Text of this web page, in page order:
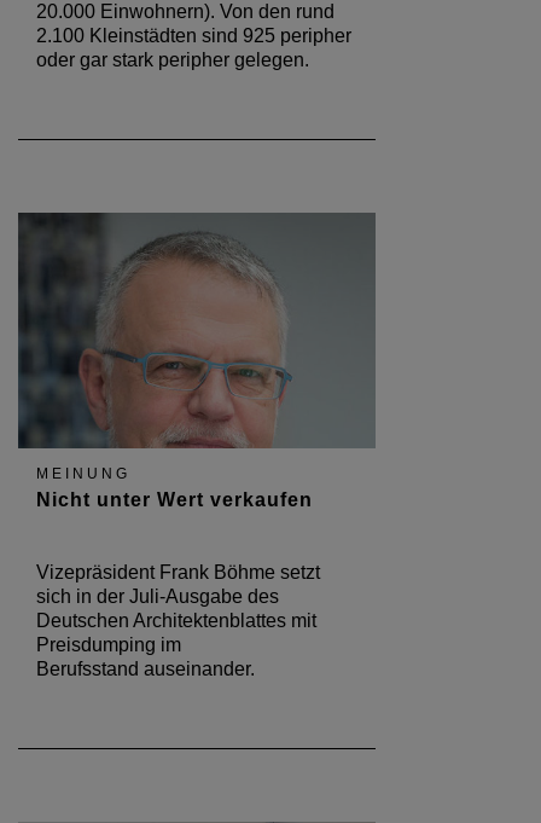
20.000 Einwohnern). Von den rund
2.100 Kleinstädten sind 925 peripher
oder gar stark peripher gelegen.
MEINUNG
Nicht unter Wert verkaufen
Vizepräsident Frank Böhme setzt
sich in der Juli-Ausgabe des
Deutschen Architektenblattes mit
Preisdumping im
Berufsstand auseinander.